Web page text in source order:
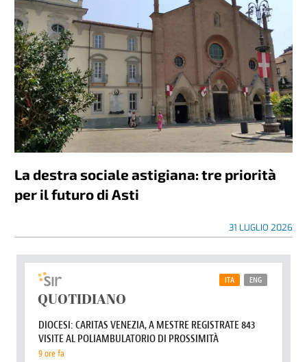
La destra sociale astigiana: tre priorità
per il futuro di Asti
31 LUGLIO 2026